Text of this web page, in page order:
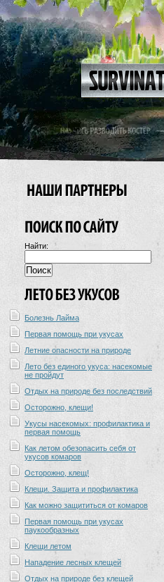
Найти:
Болезнь Лайма
Первая помощь при укусах
Летние опасности на природе
Лето без единого укуса: насекомые
не пройдут
Отдых на природе без последствий
Осторожно, клещи!
Укусы насекомых: профилактика и
первая помощь
Как летом обезопасить себя от
укусов комаров
Осторожно, клещ!
Клещи. Защита и профилактика
Как можно защититься от комаров
Первая помощь при укусах
паукообразных
Клещи летом
Нападение лесных клещей
Отдых на природе без клещей